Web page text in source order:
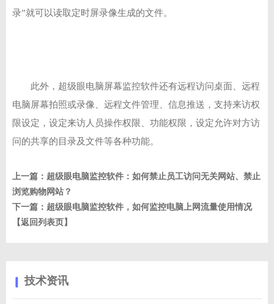
录”就可以读取定时屏录像生成的文件。
此外，超级眼电脑屏幕监控软件还有远程访问桌面、远程
电脑屏幕拍照或录像、远程文件管理、信息推送，支持来访权
限设定，设定来访人员操作权限、功能权限，设定允许对方访
问的共享的目录及文件等各种功能。
上一篇： 超级眼电脑监控软件：如何禁止员工访问无关网站、禁止
浏览购物网站？
下一篇： 超级眼电脑监控软件，如何监控电脑上网流量使用情况
【返回列表页】
技术资讯